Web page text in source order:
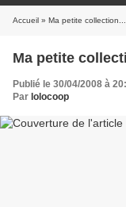
Accueil » Ma petite collection...
Ma petite
Publié le 30/04/2008 à
Par lolocoop